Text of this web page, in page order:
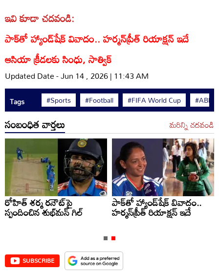
ఇవి కూడా చదవండి:
పాక్‌తో హ్యాండ్‌షేక్ వివాదం.. హర్మన్‌ప్రీత్ రియాక్షన్ ఇదే
ఆసియా క్రీడలకు సింధు, సాత్విక్‌
Updated Date - Jun 14 , 2026 | 11:43 AM
Tags #Sports #Football #FIFA World Cup #ABN
సంబంధిత వార్తలు మరిన్ని చదవండి
రోహిత్ శర్మ రనౌట్‌పై
స్పందించిన శుభ్‌మన్ గిల్
పాక్‌తో హ్యాండ్‌షేక్ వివాదం..
హర్మన్‌ప్రీత్ రియాక్షన్ ఇదే
SUBSCRIBE